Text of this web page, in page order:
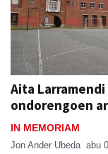
Aita
ondorengoen
IN MEMORIAM
Jon Ander Ubeda abu